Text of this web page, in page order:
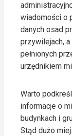
wiadomości o
danych osad
przywilejach,
pełnionych
urzędnikiem
Warto
informacje o
budynkach i
Stąd dużo